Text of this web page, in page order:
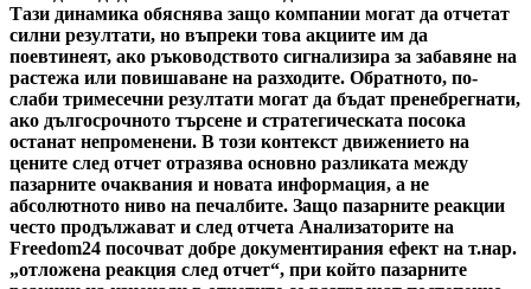
Тази динамика обяснява защо компании могат да отчетат
силни резултати, но въпреки това акциите им да
поевтинеят, ако ръководството сигнализира за забавяне на
растежа или повишаване на разходите. Обратното, по-
слаби тримесечни резултати могат да бъдат пренебрегнати,
ако дългосрочното търсене и стратегическата посока
останат непроменени. В този контекст движението на
цените след отчет отразява основно разликата между
пазарните очаквания и новата информация, а не
абсолютното ниво на печалбите. Защо пазарните реакции
често продължават и след отчета Анализаторите на
Freedom24 посочват добре документирания ефект на т.нар.
„отложена реакция след отчет“, при който пазарните